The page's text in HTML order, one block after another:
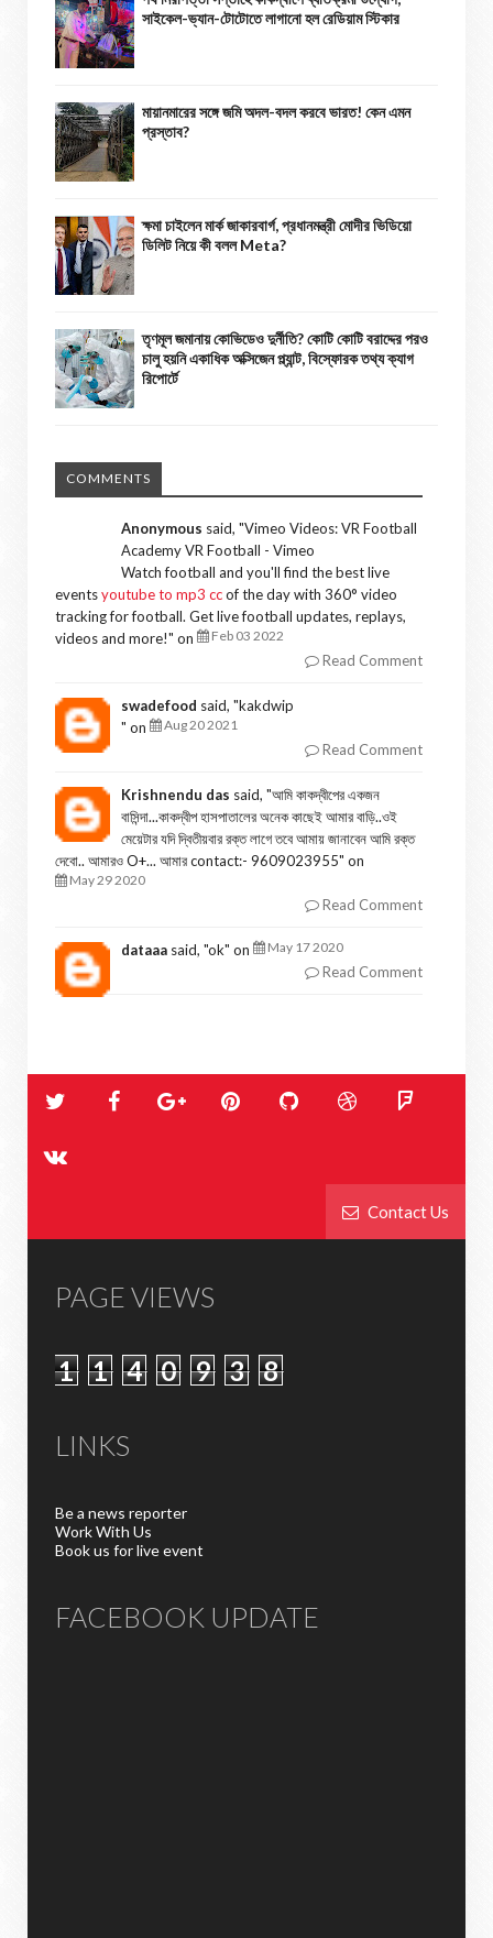
সাইকেল-ভ্যান-টোটোতে লাগানো হল রেডিয়াম স্টিকার
মায়ানমারের সঙ্গে জমি অদল-বদল করবে ভারত! কেন এমন
প্রস্তাব?
ক্ষমা চাইলেন মার্ক জাকারবার্গ, প্রধানমন্ত্রী মোদীর ভিডিয়ো
ডিলিট নিয়ে কী বলল Meta?
তৃণমূল জমানায় কোভিডেও দুর্নীতি? কোটি কোটি বরাদ্দের পরও
চালু হয়নি একাধিক অক্সিজেন প্ল্যান্ট, বিস্ফোরক তথ্য ক্যাগ
রিপোর্টে
COMMENTS
Anonymous said, "Vimeo Videos: VR Football
Academy VR Football - Vimeo
Watch football and you'll find the best live
eventsyoutube to mp3 ccof the day with 360° video
tracking for football. Get live football updates, replays,
videos and more!" on Feb 03 2022
Read Comment
swadefood said, "kakdwip
" on
Aug 20 2021
Read Comment
Krishnendu das said, "আমি কাকদ্বীপের একজন
বাসিন্দা...কাকদ্বীপ হাসপাতালের অনেক কাছেই আমার বাড়ি..ওই
মেয়েটার যদি দ্বিতীয়বার রক্ত লাগে তবে আমায় জানাবেন আমি রক্ত
দেবো.. আমারও O+... আমার contact:- 9609023955" on
May 29 2020
Read Comment
dataaa said, "ok" on May 17 2020
Read Comment
Contact Us
PAGE VIEWS
1 1 4 0 9 3 8
LINKS
Be a news reporter
Work With Us
Book us for live event
FACEBOOK UPDATE